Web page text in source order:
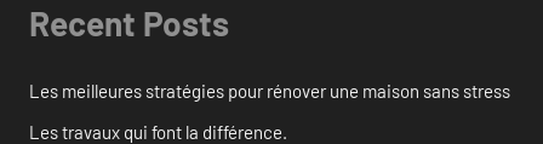
Recent Posts
Les meilleures stratégies pour rénover une maison sans stress
Les travaux qui font la différence.